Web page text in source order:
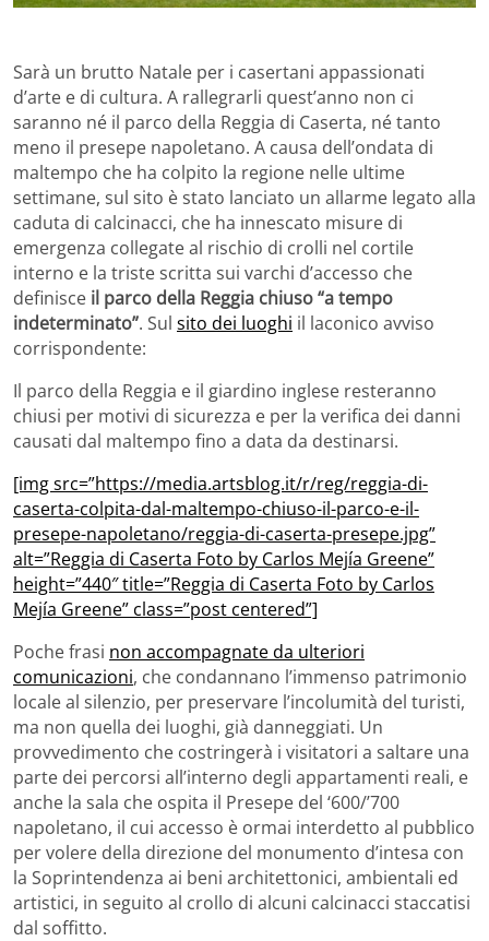
Sarà un brutto Natale per i casertani appassionati
d’arte e di cultura. A rallegrarli quest’anno non ci
saranno né il parco della Reggia di Caserta, né tanto
meno il presepe napoletano. A causa dell’ondata di
maltempo che ha colpito la regione nelle ultime
settimane, sul sito è stato lanciato un allarme legato alla
caduta di calcinacci, che ha innescato misure di
emergenza collegate al rischio di crolli nel cortile
interno e la triste scritta sui varchi d’accesso che
definisce il parco della Reggia chiuso “a tempo
indeterminato”. Sul sito dei luoghi il laconico avviso
corrispondente:
Il parco della Reggia e il giardino inglese resteranno
chiusi per motivi di sicurezza e per la verifica dei danni
causati dal maltempo fino a data da destinarsi.
[img src=”https://media.artsblog.it/r/reg/reggia-di-
caserta-colpita-dal-maltempo-chiuso-il-parco-e-il-
presepe-napoletano/reggia-di-caserta-presepe.jpg”
alt=”Reggia di Caserta Foto by Carlos Mejía Greene”
height=”440″ title=”Reggia di Caserta Foto by Carlos
Mejía Greene” class=”post centered”]
Poche frasi non accompagnate da ulteriori
comunicazioni, che condannano l’immenso patrimonio
locale al silenzio, per preservare l’incolumità del turisti,
ma non quella dei luoghi, già danneggiati. Un
provvedimento che costringerà i visitatori a saltare una
parte dei percorsi all’interno degli appartamenti reali, e
anche la sala che ospita il Presepe del ‘600/’700
napoletano, il cui accesso è ormai interdetto al pubblico
per volere della direzione del monumento d’intesa con
la Soprintendenza ai beni architettonici, ambientali ed
artistici, in seguito al crollo di alcuni calcinacci staccatisi
dal soffitto.